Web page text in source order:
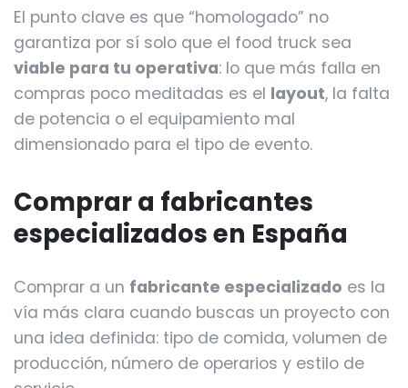
El punto clave es que “homologado” no
garantiza por sí solo que el food truck sea
viable para tu operativa: lo que más falla en
compras poco meditadas es el layout, la falta
de potencia o el equipamiento mal
dimensionado para el tipo de evento.
Comprar a fabricantes
especializados en España
Comprar a un fabricante especializado es la
vía más clara cuando buscas un proyecto con
una idea definida: tipo de comida, volumen de
producción, número de operarios y estilo de